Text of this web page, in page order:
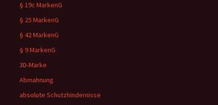
§ 19c MarkenG
§ 25 MarkenG
§ 42 MarkenG
§ 9 MarkenG
3D-Marke
Abmahnung
absolute Schutzhindernisse